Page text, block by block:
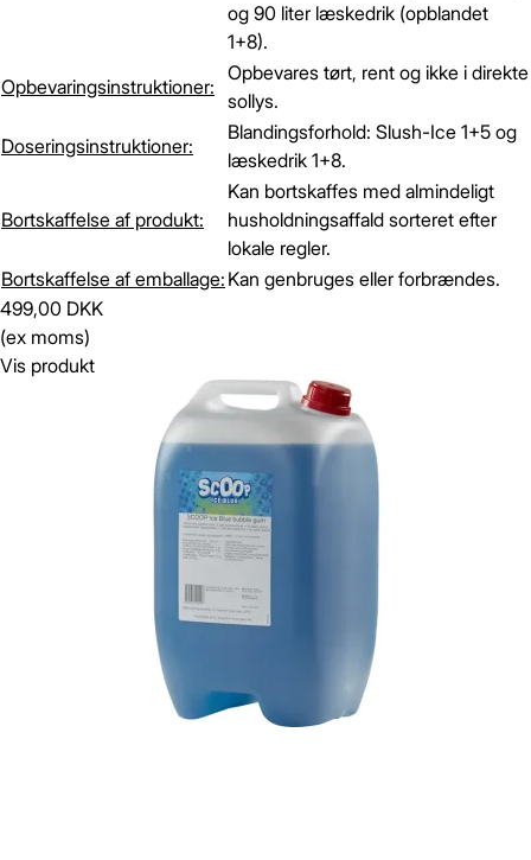
og 90 liter læskedrik (opblandet
1+8).
Opbevaringsinstruktioner:
Opbevares tørt, rent og ikke i direkte
sollys.
Doseringsinstruktioner:
Blandingsforhold: Slush-Ice 1+5 og
læskedrik 1+8.
Bortskaffelse af produkt:
Kan bortskaffes med almindeligt
husholdningsaffald sorteret efter
lokale regler.
Bortskaffelse af emballage: Kan genbruges eller forbrændes.
499,00 DKK
(ex moms)
Vis produkt